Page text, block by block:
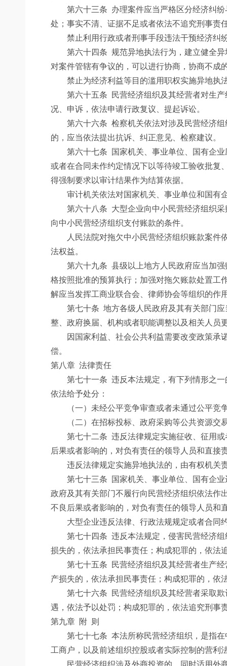
第六十三条 办理案件应当严格区分经济纠
处；事实不清、证据不足或者依法不追究刑事责
禁止利用行政或者刑事手段违法干预经济纠
第六十四条 规范异地执法行为，建立健全
对案件管辖有争议的，可以进行协商，协商不成
禁止为经济利益等目的滥用职权实施异地执
第六十五条 民营经济组织及其经营者对生
况、申诉，依法申请行政复议、提起诉讼。
第六十六条 检察机关依法对涉及民营经济
的，应当依法提出抗诉、纠正意见、检察建议。
第六十七条 国家机关、事业单位、国有企
或者在合同未作约定情况下以等待竣工验收批复
得强制要求以审计结果作为结算依据。
审计机关依法对国家机关、事业单位和国有
第六十八条 大型企业向中小民营经济组织
向中小民营经济组织支付账款的条件。
人民法院对拖欠中小民营经济组织账款案件依
法权益。
第六十九条 县级以上地方人民政府应当加
格按照批准的预算执行；加强对拖欠账款处置工
解应当发挥工商业联合会、律师协会等组织的作
第七十条 地方各级人民政府及其有关部门
整、政府换届、机构或者职能调整以及相关人员
因国家利益、社会公共利益需要改变政策承诺
偿。
第八章 法律责任
第七十一条 违反本法规定，有下列情形之
依法给予处分：
（一）未经公平竞争审查或者未通过公平竞
（二）在招标投标、政府采购等公共资源交
第七十二条 违反法律规定实施征收、征用
后果或者影响的，对负有责任的领导人员和直接
违反法律规定实施异地执法的，由有权机关责
第七十三条 国家机关、事业单位、国有企
政府及其有关部门不履行向民营经济组织依法作
不良后果或者影响的，对负有责任的领导人员和
大型企业违反法律、行政法规规定或者合同
第七十四条 违反本法规定，侵害民营经济
损失的，依法承担民事责任；构成犯罪的，依法
第七十五条 民营经济组织及其经营者生产
产损失的，依法承担民事责任；构成犯罪的，依
第七十六条 民营经济组织及其经营者采取
遇，依法予以处罚；构成犯罪的，依法追究刑事
第九章 附 则
第七十七条 本法所称民营经济组织，是指
工商户，以及前述组织控股或者实际控制的营利
民营经济组织涉及外商投资的，同时适用外